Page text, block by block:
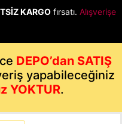
KARGO fırsatı. Alışverişe
DEPO’dan SATIŞ
yapabileceğiniz
YOKTUR.